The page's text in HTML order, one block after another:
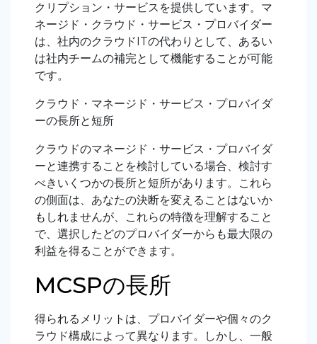
クリプション・サービスを提供しています。マ
ネージド・クラウド・サービス・プロバイダー
は、社内のクラウドITの代わりとして、あるい
は社内チームの補完として機能することが可能
です。
クラウド・マネージド・サービス・プロバイダ
ーの長所と短所
クラウドのマネージド・サービス・プロバイダ
ーと連携することを検討している場合、検討す
べきいくつかの長所と短所があります。これら
の側面は、あなたの決断を変えることはないか
もしれませんが、これらの特徴を理解すること
で、選択したどのプロバイダーからも最大限の
利益を得ることができます。
MCSPの長所
得られるメリットは、プロバイダーや個々のク
ラウド構成によって異なります。しかし、一般